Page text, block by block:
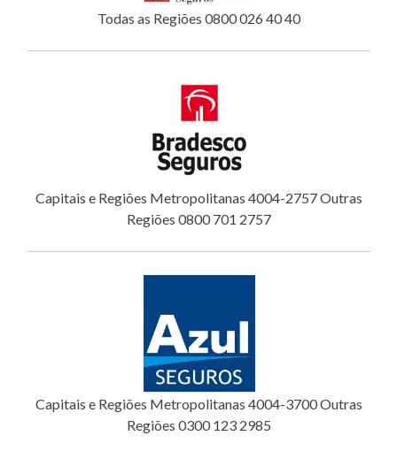
Todas as Regiões 0800 026 40 40
Capitais e Regiões Metropolitanas 4004-2757 Outras
Regiões 0800 701 2757
Capitais e Regiões Metropolitanas 4004-3700 Outras
Regiões 0300 123 2985